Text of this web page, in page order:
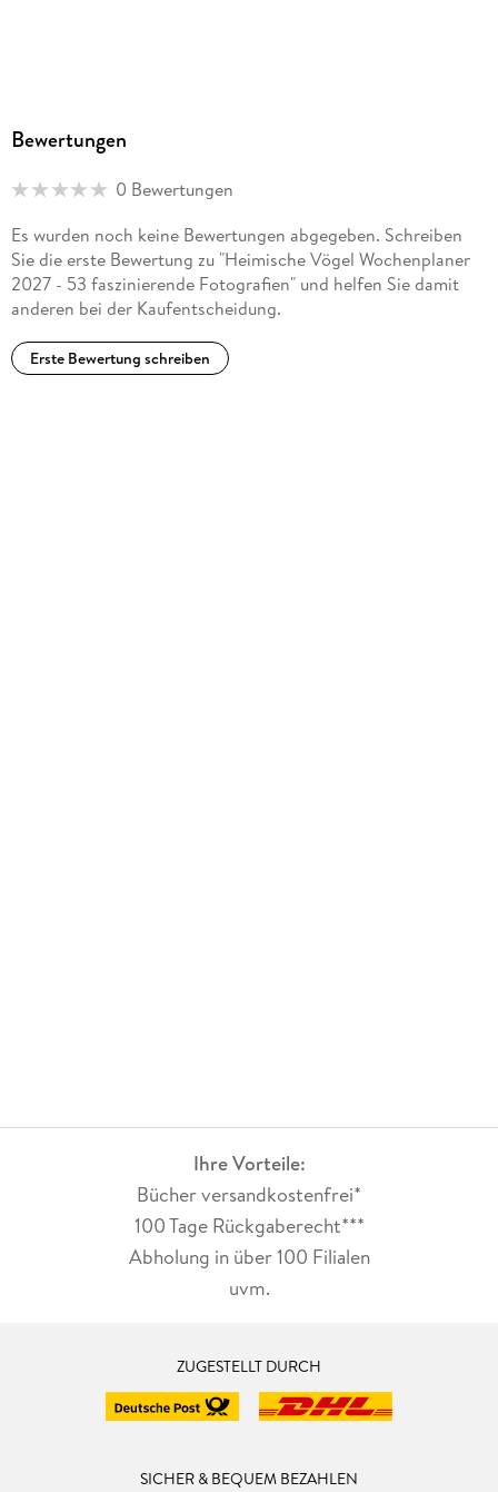
Bewertungen
0 Bewertungen
Es wurden noch keine Bewertungen abgegeben. Schreiben
Sie die erste Bewertung zu "Heimische Vögel Wochenplaner
2027 - 53 faszinierende Fotografien" und helfen Sie damit
anderen bei der Kaufentscheidung.
Erste Bewertung schreiben
Ihre Vorteile:
Bücher versandkostenfrei*
100 Tage Rückgaberecht***
Abholung in über 100 Filialen
uvm.
ZUGESTELLT DURCH
SICHER & BEQUEM BEZAHLEN